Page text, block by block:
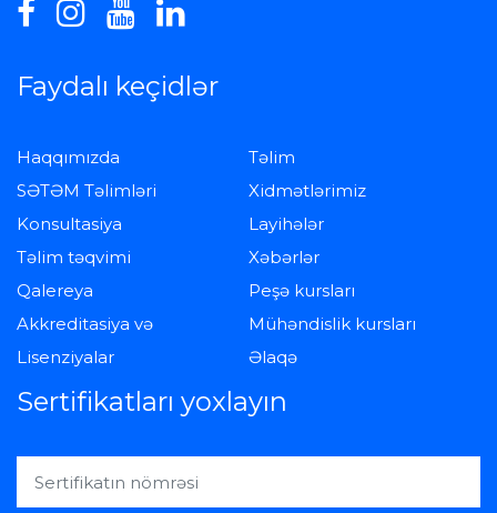
Faydalı keçidlər
Haqqımızda
Təlim
SƏTƏM Təlimləri
Xidmətlərimiz
Konsultasiya
Layihələr
Təlim təqvimi
Xəbərlər
Qalereya
Peşə kursları
Akkreditasiya və
Lisenziyalar
Mühəndislik kursları
Əlaqə
Sertifikatları yoxlayın